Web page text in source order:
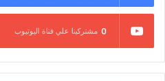
0 مشتركينا علي قناة اليوتيوب